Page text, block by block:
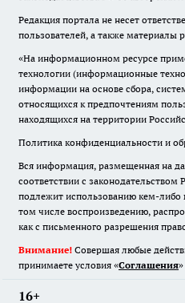
Редакция портала не несет
пользователей, а также материалы
«На информационном ресурсе
технологии (информационные
информации на основе сбора,
относящихся к предпочтениям
находящихся на территории
Политика конфиденциальности и
Вся информация, размещенная на
соответствии с законодательством
подлежит использованию кем-
том числе воспроизведению,
как с письменного разрешения
Внимание! Совершая любые
принимаете условия «Cоглашения»
16+